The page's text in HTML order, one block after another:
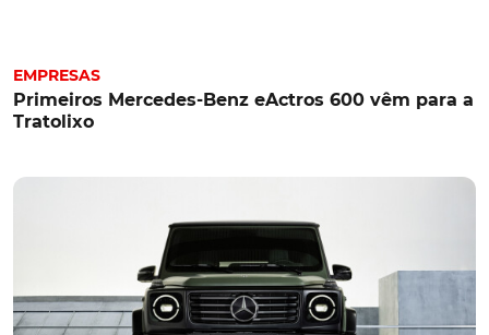
EMPRESAS
Primeiros Mercedes-Benz eActros 600 vêm para a
Tratolixo